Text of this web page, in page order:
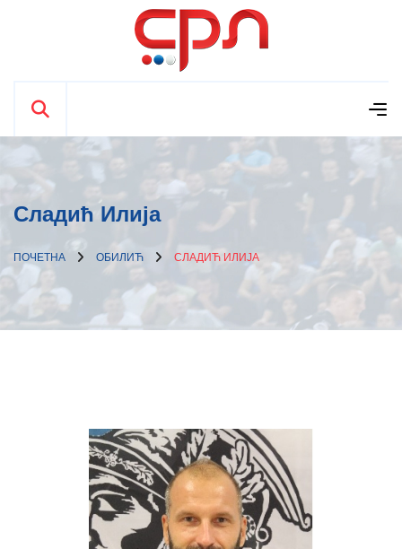
Сладић Илија
ПОЧЕТНА ОБИЛИЋ СЛАДИЋ ИЛИЈА